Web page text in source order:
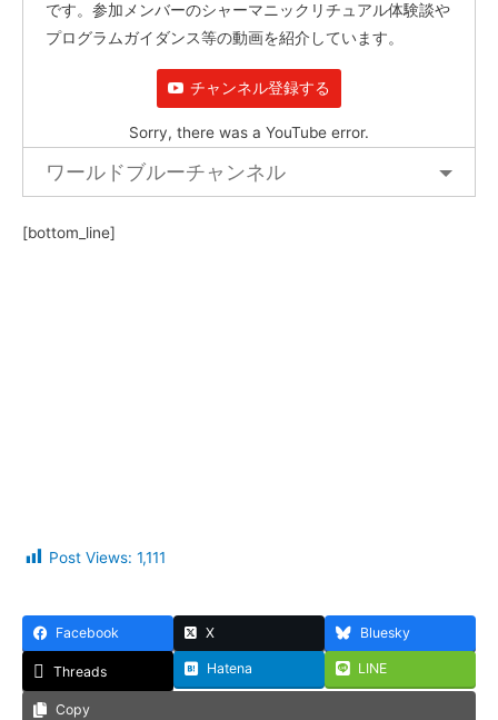
です。参加メンバーのシャーマニックリチュアル体験談や
プログラムガイダンス等の動画を紹介しています。
チャンネル登録する
Sorry, there was a YouTube error.
ワールドブルーチャンネル
[bottom_line]
Post Views: 1,111
Facebook X Bluesky
Threads Hatena LINE
Copy